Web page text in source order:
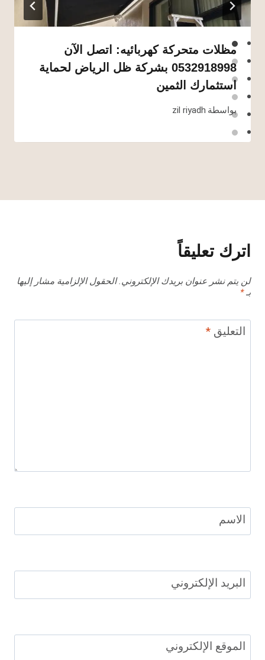
مظلات متحركة كهربائيه: اتصل الآن
0532918998 بشركة ظل الرياض لحماية
استثمارك الثمين
بواسطة zil riyadh
اترك تعليقاً
لن يتم نشر عنوان بريدك الإلكتروني. الحقول الإلزامية مشار إليها
بـ*
التعليق*
الاسم
البريد الإلكتروني
الموقع الإلكتروني